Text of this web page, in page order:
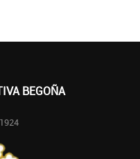
BEGOÑA